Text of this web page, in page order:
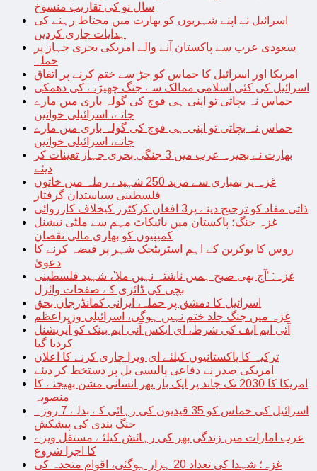
سال نو کی تقاریب منسوخ
اسرائیل نے اپنے شہریوں کو بھارت میں محتاط رہنے کی
ہدایات جاری کردیں
سعودی عرب سے پاکستان آنے والے امریکی بحری جہاز پر
حملہ
امریکا اور اسرائیل کا حماس کو جڑ سے ختم کرنے پر اتفاق
اسرائیل کی کئی اسلامی ممالک سے جنگ چھیڑنے کی دھمکی
حماس نہ بچاتی تو اپنی ہی فوج کی گولہ باری میں مارے
جاتے، اسرائیلی خواتین
حماس نہ بچاتی تو اپنی ہی فوج کی گولہ باری میں مارے
جاتے، اسرائیلی خواتین
بھارت نے بحیرہ عرب میں 3 جنگی بحری جہاز تعینات کر
دیئے
غزہ پر بمباری سے مزید 250 شہید ، رملہ میں خاتون
فلسطینی سیاستدان گرفتار
ذاتی مفاد کو ترجیح دینے پر3 افغان کرکٹرز کیخلاف کارروائی
غزہ جنگ؛ پاکستان میں بائیکاٹ مہم سے ملٹی نیشنل
کمپنیوں کو بھاری مالی نقصان
روس کا یوکرین کے اہم اسٹریٹجک شہر پر قبضہ کرنے کا
دعویٰ
غزہ: ‘آج بھی صبح ہمیں ناشتہ نہیں ملا’، شہید فلسطینی
بچی کی ڈائری کے صفحات وائرل
اسرائیل کا دمشق پر حملہ، ایرانی کمانڈرجاں بحق
غزہ میں جنگ جلد ختم نہیں ہوگی، اسرائیلی وزیراعظم
آئی ایم ایف کی شرط، ای ایکس آئی ایم بینک کو آپریشنل
کردیا گیا
ترکیہ کا پاکستانیوں کیلئے ای ویزا جاری کرنے کا اعلان
امریکی صدر نے دفاعی پالیسی بل پر دستخط کر دیئے
امریکا کا 2030 تک چاند پر ایک بار پھر انسانی مشن بھیجنے کا
منصوبہ
اسرائیل کی حماس کو 35 قیدیوں کی رہائی کے بدلے 7 روزہ
جنگ بندی کی پیشکش
عرب امارات میں زندگی بھر کی رہائش کیلئے مستقل ویزے
کا اجرا شروع
غزہ؛ شہدا کی تعداد 20 ہزار ہوگئی، اقوام متحدہ کی